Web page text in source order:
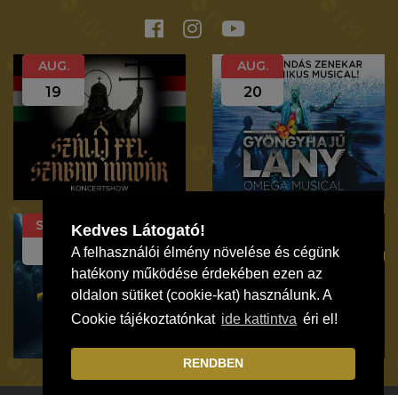
Kedves Látogató!
A felhasználói élmény növelése és cégünk
hatékony működése érdekében ezen az
oldalon sütiket (cookie-kat) használunk. A
Cookie tájékoztatónkat ide kattintva éri el!
RENDBEN
AUG.
19
AUG.
20
SZEP.
19